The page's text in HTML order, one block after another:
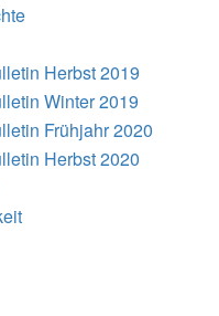
Herbst 2019
Winter 2019
Frühjahr 2020
Herbst 2020